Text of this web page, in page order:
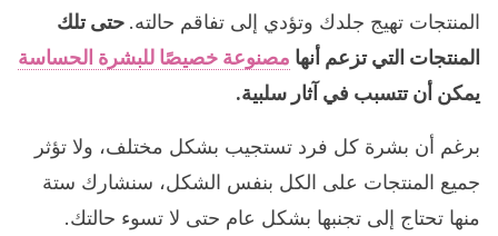
المنتجات تهيج جلدك وتؤدي إلى تفاقم حالته. حتى تلك
المنتجات التي تزعم أنها مصنوعة خصيصًا للبشرة الحساسة
يمكن أن تتسبب في آثار سلبية.
برغم أن بشرة كل فرد تستجيب بشكل مختلف، ولا تؤثر
جميع المنتجات على الكل بنفس الشكل، سنشارك ستة
منها تحتاج إلى تجنبها بشكل عام حتى لا تسوء حالتك.